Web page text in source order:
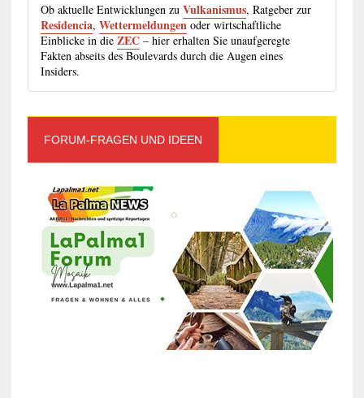
Ob aktuelle Entwicklungen zu Vulkanismus, Ratgeber zur
Residencia, Wettermeldungenoder wirtschaftliche
Einblicke in die ZEC– hier erhalten Sie unaufgeregte
Fakten abseits des Boulevards durch die Augen eines
Insiders.
FORUM-FRAGEN UND IDEEN